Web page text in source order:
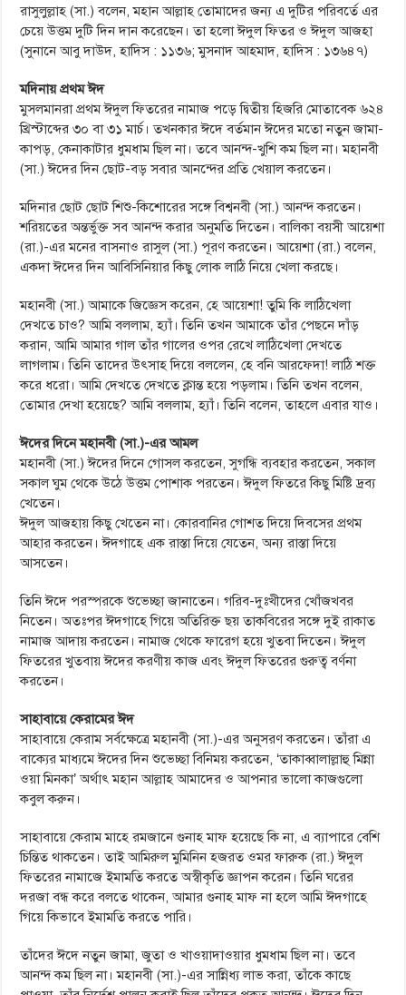
রাসুলুল্লাহ (সা.) বলেন, মহান আল্লাহ তোমাদের জন্য এ দুটির পরিবর্তে এর
চেয়ে উত্তম দুটি দিন দান করেছেন। তা হলো ঈদুল ফিতর ও ঈদুল আজহা
(সুনানে আবু দাউদ, হাদিস : ১১৩৬; মুসনাদ আহমাদ, হাদিস : ১৩৬৪৭)
মদিনায় প্রথম ঈদ
মুসলমানরা প্রথম ঈদুল ফিতরের নামাজ পড়ে দ্বিতীয় হিজরি মোতাবেক ৬২৪
খ্রিস্টাব্দের ৩০ বা ৩১ মার্চ। তখনকার ঈদে বর্তমান ঈদের মতো নতুন জামা-
কাপড়, কেনাকাটার ধুমধাম ছিল না। তবে আনন্দ-খুশি কম ছিল না। মহানবী
(সা.) ঈদের দিন ছোট-বড় সবার আনন্দের প্রতি খেয়াল করতেন।
মদিনার ছোট ছোট শিশু-কিশোরের সঙ্গে বিশ্বনবী (সা.) আনন্দ করতেন।
শরিয়তের অন্তর্ভুক্ত সব আনন্দ করার অনুমতি দিতেন। বালিকা বয়সী আয়েশা
(রা.)-এর মনের বাসনাও রাসুল (সা.) পূরণ করতেন। আয়েশা (রা.) বলেন,
একদা ঈদের দিন আবিসিনিয়ার কিছু লোক লাঠি নিয়ে খেলা করছে।
মহানবী (সা.) আমাকে জিজ্ঞেস করেন, হে আয়েশা! তুমি কি লাঠিখেলা
দেখতে চাও? আমি বললাম, হ্যাঁ। তিনি তখন আমাকে তাঁর পেছনে দাঁড়
করান, আমি আমার গাল তাঁর গালের ওপর রেখে লাঠিখেলা দেখতে
লাগলাম। তিনি তাদের উৎসাহ দিয়ে বললেন, হে বনি আরফেদা! লাঠি শক্ত
করে ধরো। আমি দেখতে দেখতে ক্লান্ত হয়ে পড়লাম। তিনি তখন বলেন,
তোমার দেখা হয়েছে? আমি বললাম, হ্যাঁ। তিনি বলেন, তাহলে এবার যাও।
ঈদের দিনে মহানবী (সা.)-এর আমল
মহানবী (সা.) ঈদের দিনে গোসল করতেন, সুগন্ধি ব্যবহার করতেন, সকাল
সকাল ঘুম থেকে উঠে উত্তম পোশাক পরতেন। ঈদুল ফিতরে কিছু মিষ্টি দ্রব্য
খেতেন।
ঈদুল আজহায় কিছু খেতেন না। কোরবানির গোশত দিয়ে দিবসের প্রথম
আহার করতেন। ঈদগাহে এক রাস্তা দিয়ে যেতেন, অন্য রাস্তা দিয়ে
আসতেন।
তিনি ঈদে পরস্পরকে শুভেচ্ছা জানাতেন। গরিব-দুঃখীদের খোঁজখবর
নিতেন। অতঃপর ঈদগাহে গিয়ে অতিরিক্ত ছয় তাকবিরের সঙ্গে দুই রাকাত
নামাজ আদায় করতেন। নামাজ থেকে ফারেগ হয়ে খুতবা দিতেন। ঈদুল
ফিতরের খুতবায় ঈদের করণীয় কাজ এবং ঈদুল ফিতরের গুরুত্ব বর্ণনা
করতেন।
সাহাবায়ে কেরামের ঈদ
সাহাবায়ে কেরাম সর্বক্ষেত্রে মহানবী (সা.)-এর অনুসরণ করতেন। তাঁরা এ
বাক্যের মাধ্যমে ঈদের দিন শুভেচ্ছা বিনিময় করতেন, ‘তাকাব্বালাল্লাহু মিন্না
ওয়া মিনকা’ অর্থাৎ মহান আল্লাহ আমাদের ও আপনার ভালো কাজগুলো
কবুল করুন।
সাহাবায়ে কেরাম মাহে রমজানে গুনাহ মাফ হয়েছে কি না, এ ব্যাপারে বেশি
চিন্তিত থাকতেন। তাই আমিরুল মুমিনিন হজরত ওমর ফারুক (রা.) ঈদুল
ফিতরের নামাজে ইমামতি করতে অস্বীকৃতি জ্ঞাপন করেন। তিনি ঘরের
দরজা বন্ধ করে বলতে থাকেন, আমার গুনাহ মাফ না হলে আমি ঈদগাহে
গিয়ে কিভাবে ইমামতি করতে পারি।
তাঁদের ঈদে নতুন জামা, জুতা ও খাওয়াদাওয়ার ধুমধাম ছিল না। তবে
আনন্দ কম ছিল না। মহানবী (সা.)-এর সান্নিধ্য লাভ করা, তাঁকে কাছে